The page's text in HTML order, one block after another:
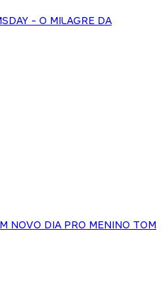
- O MILAGRE DA
DIA PRO MENINO TOM